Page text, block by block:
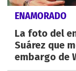
ENAMORADO
La foto del
Suárez que
embargo de